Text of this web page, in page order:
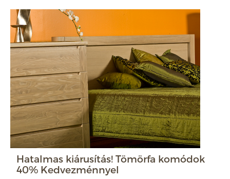
Hatalmas kiárusítás! Tömörfa komódok
40% Kedvezménnyel